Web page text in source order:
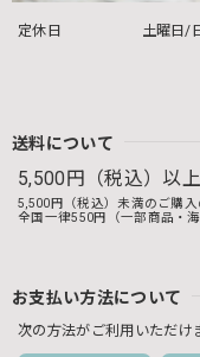
定休日 土曜日/
送料について
5,500円（税込）以
5,500円（税込）未満のご購入
全国一律550円（一部商品・
お支払い方法について
次の方法がご利用いただけ